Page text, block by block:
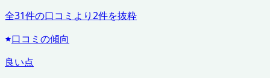
全31件の口コミより2件を抜粋
口コミの傾向
良い点